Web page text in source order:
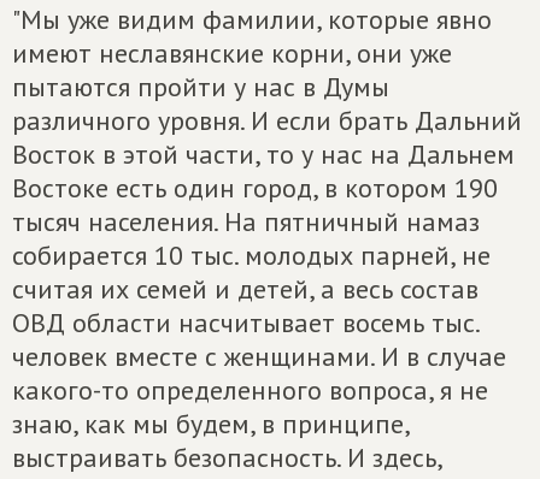
"Мы уже видим фамилии, которые явно
имеют неславянские корни, они уже
пытаются пройти у нас в Думы
различного уровня. И если брать Дальний
Восток в этой части, то у нас на Дальнем
Востоке есть один город, в котором 190
тысяч населения. На пятничный намаз
собирается 10 тыс. молодых парней, не
считая их семей и детей, а весь состав
ОВД области насчитывает восемь тыс.
человек вместе с женщинами. И в случае
какого-то определенного вопроса, я не
знаю, как мы будем, в принципе,
выстраивать безопасность. И здесь,